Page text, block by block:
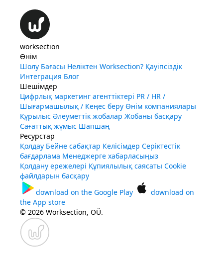
worksection
Өнім
Шолу Бағасы Неліктен Worksection? Қауіпсіздік
Интеграция Блог
Шешімдер
Цифрлық маркетинг агенттіктері PR / HR /
Шығармашылық / Кеңес беру Өнім компаниялары
Құрылыс Әлеуметтік жобалар Жобаны басқару
Сағаттық жұмыс Шапшаң
Ресурстар
Қолдау Бейне сабақтар Келісімдер Серіктестік
бағдарлама Менеджерге хабарласыңыз
Қолдану ережелері Құпиялылық саясаты Cookie
файлдарын басқару
download on the Google Play
download on
the App store
© 2026 Worksection, OÜ.